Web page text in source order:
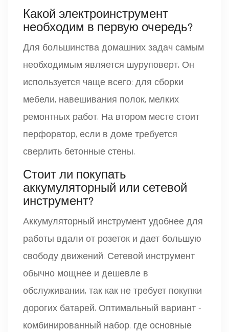
Какой электроинструмент
необходим в первую очередь?
Для большинства домашних задач самым
необходимым является шуруповерт. Он
используется чаще всего: для сборки
мебели, навешивания полок, мелких
ремонтных работ. На втором месте стоит
перфоратор, если в доме требуется
сверлить бетонные стены.
Стоит ли покупать
аккумуляторный или сетевой
инструмент?
Аккумуляторный инструмент удобнее для
работы вдали от розеток и дает большую
свободу движений. Сетевой инструмент
обычно мощнее и дешевле в
обслуживании, так как не требует покупки
дорогих батарей. Оптимальный вариант -
комбинированный набор, где основные